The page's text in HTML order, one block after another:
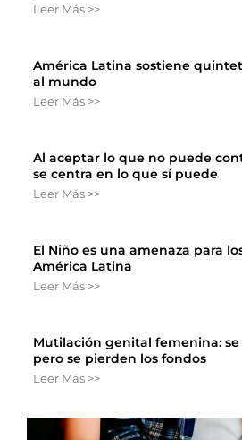
Leer Más >>
América Latina sostiene
al mundo
Leer Más >>
Al aceptar lo que no puede
se centra en lo que sí puede
Leer Más >>
El Niño es una amenaza para
América Latina
Leer Más >>
Mutilación genital femenina:
pero se pierden los fondos
Leer Más >>